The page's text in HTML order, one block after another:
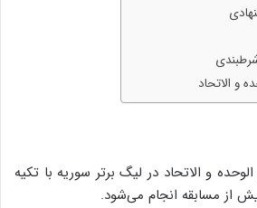
و الاتحاد
و الاتحاد در لیگ برتر سوریه با تکیه
از مسابقه انجام می‌شود.